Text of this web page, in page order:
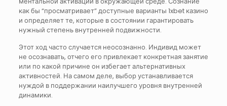
как бы “просматривает” доступные варианты 1xbet казино
и определяет те, которые в состоянии гарантировать
нужный степень внутренней подвижности.
Этот ход часто случается неосознанно. Индивид может
не осознавать, отчего его привлекает конкретная занятие
или по какой причине он избегает альтернативных
активностей. На самом деле, выбор устанавливается
нуждой в поддержании наилучшего уровня внутренней
динамики.